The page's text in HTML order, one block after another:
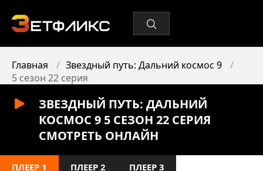
Главная
Звездный путь: Дальний космос 9
5 сезон 22 серия
ЗВЕЗДНЫЙ ПУТЬ: ДАЛЬНИЙ
КОСМОС 9 5 СЕЗОН 22 СЕРИЯ
СМОТРЕТЬ ОНЛАЙН
ПЛЕЕР 1 ПЛЕЕР 2 ПЛЕЕР 3